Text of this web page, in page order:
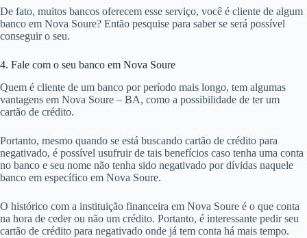
De fato, muitos bancos oferecem esse serviço, você é cliente de algum
banco em Nova Soure? Então pesquise para saber se será possível
conseguir o seu.
4. Fale com o seu banco em Nova Soure
Quem é cliente de um banco por período mais longo, tem algumas
vantagens em Nova Soure – BA, como a possibilidade de ter um
cartão de crédito.
Portanto, mesmo quando se está buscando cartão de crédito para
negativado, é possível usufruir de tais benefícios caso tenha uma conta
no banco e seu nome não tenha sido negativado por dívidas naquele
banco em específico em Nova Soure.
O histórico com a instituição financeira em Nova Soure é o que conta
na hora de ceder ou não um crédito. Portanto, é interessante pedir seu
cartão de crédito para negativado onde já tem conta há mais tempo.